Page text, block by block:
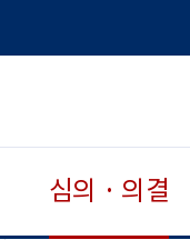
심의 · 의결